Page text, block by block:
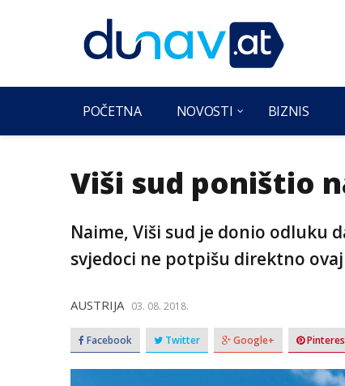
POČETNA NOVOSTI BIZNIS
Viši sud poništio
Naime, Viši sud je donio odluku
svjedoci ne potpišu direktno
AUSTRIJA 03. 08. 2018.
Facebook Twitter Google+